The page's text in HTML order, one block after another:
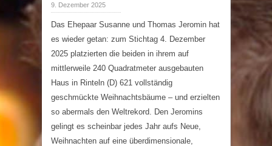
9. Dezember 2025
Das Ehepaar Susanne und Thomas Jeromin hat
es wieder getan: zum Stichtag 4. Dezember
2025 platzierten die beiden in ihrem auf
mittlerweile 240 Quadratmeter ausgebauten
Haus in Rinteln (D) 621 vollständig
geschmückte Weihnachtsbäume – und erzielten
so abermals den Weltrekord. Den Jeromins
gelingt es scheinbar jedes Jahr aufs Neue,
Weihnachten auf eine überdimensionale,